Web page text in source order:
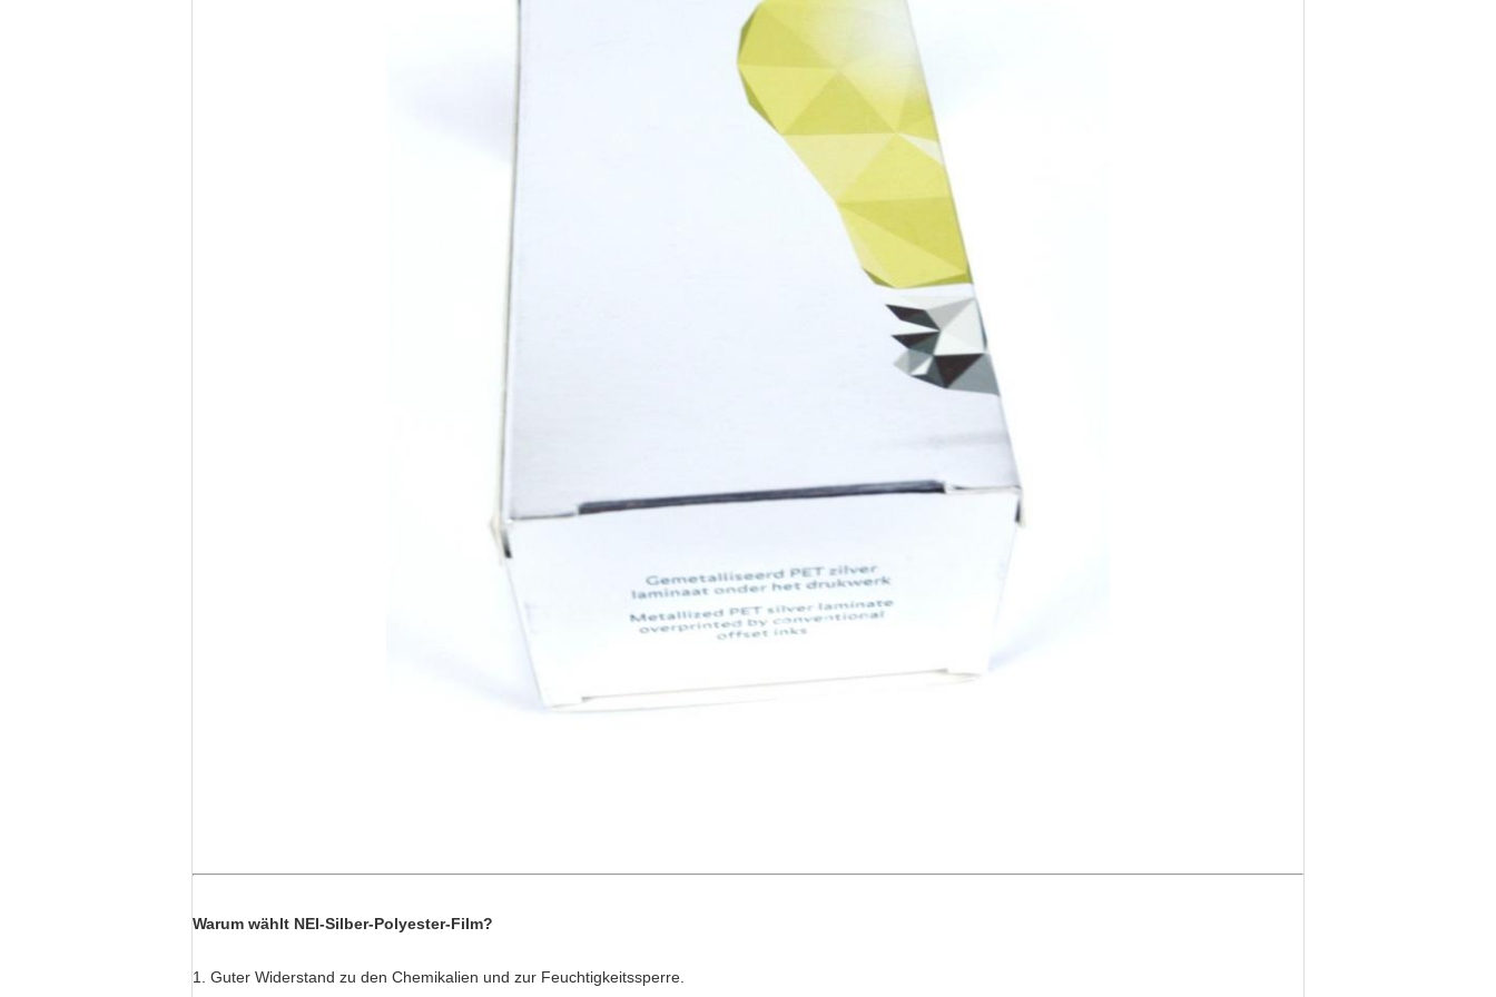
Warum wählt NEI-Silber-Polyester-Film?
1. Guter Widerstand zu den Chemikalien und zur Feuchtigkeitssperre.